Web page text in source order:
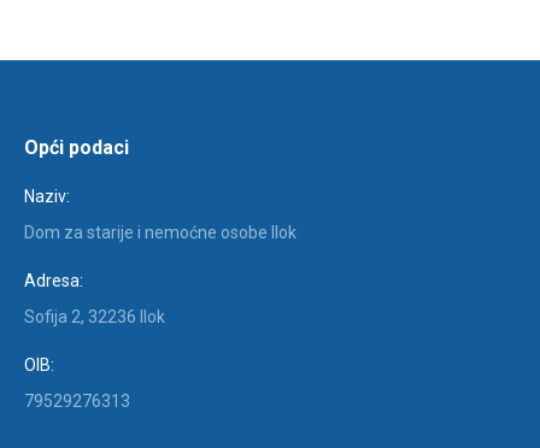
Opći podaci
Naziv:
Dom za starije i nemoćne osobe Ilok
Adresa:
Sofija 2, 32236 Ilok
OIB:
79529276313